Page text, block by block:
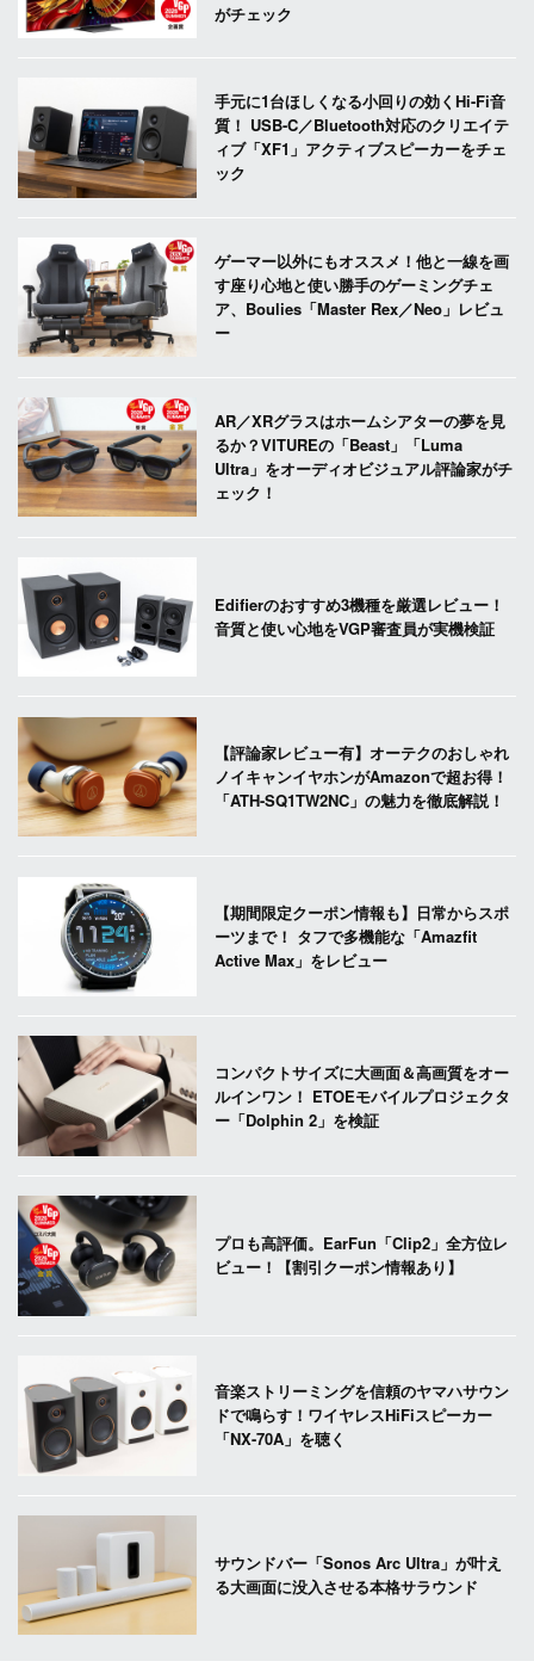
がチェック
手元に1台ほしくなる小回りの効くHi-Fi音
質！ USB-C／Bluetooth対応のクリエイテ
ィブ「XF1」アクティブスピーカーをチェ
ック
ゲーマー以外にもオススメ！他と一線を画
す座り心地と使い勝手のゲーミングチェ
ア、Boulies「Master Rex／Neo」レビュ
ー
AR／XRグラスはホームシアターの夢を見
るか？VITUREの「Beast」「Luma
Ultra」をオーディオビジュアル評論家がチ
ェック！
Edifierのおすすめ3機種を厳選レビュー！
音質と使い心地をVGP審査員が実機検証
【評論家レビュー有】オーテクのおしゃれ
ノイキャンイヤホンがAmazonで超お得！
「ATH-SQ1TW2NC」の魅力を徹底解説！
【期間限定クーポン情報も】日常からスポ
ーツまで！ タフで多機能な「Amazfit
Active Max」をレビュー
コンパクトサイズに大画面＆高画質をオー
ルインワン！ ETOEモバイルプロジェクタ
ー「Dolphin 2」を検証
プロも高評価。EarFun「Clip2」全方位レ
ビュー！【割引クーポン情報あり】
音楽ストリーミングを信頼のヤマハサウン
ドで鳴らす！ワイヤレスHiFiスピーカー
「NX-70A」を聴く
サウンドバー「Sonos Arc Ultra」が叶え
る大画面に没入させる本格サラウンド